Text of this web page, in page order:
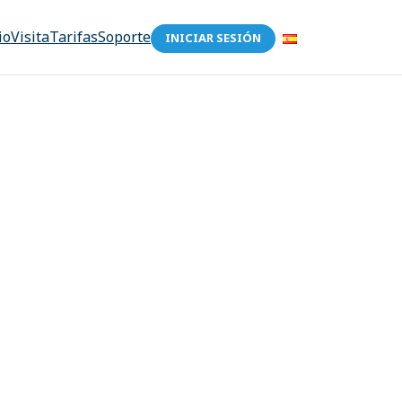
VisitaTarifasSoporte INICIAR SESIÓN